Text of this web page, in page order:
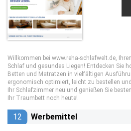
Willkommen bei www.reha-schlafwelt.de,
Schlaf und gesundes Liegen! Entdecken Sie
Betten und Matratzen in vielfältigen
ergonomisch optimiert, leicht zu bestellen
Ihr Schlafzimmer neu und genießen Sie
Ihr Traumbett noch heute!
12 Werbemittel